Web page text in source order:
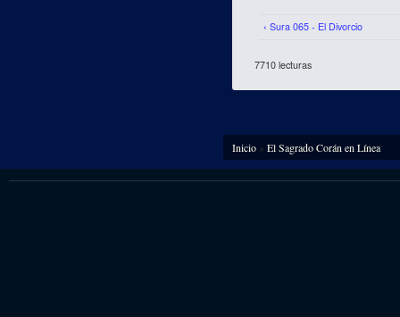
‹ Sura 065 - El Divorcio
7710 lecturas
Se encuentra usted aquí
Inicio» El Sagrado Corán en Línea